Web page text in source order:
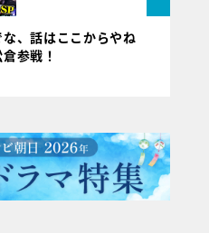
、話はここからやね
参戦！